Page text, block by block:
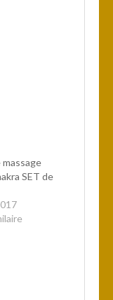
massage
SET de